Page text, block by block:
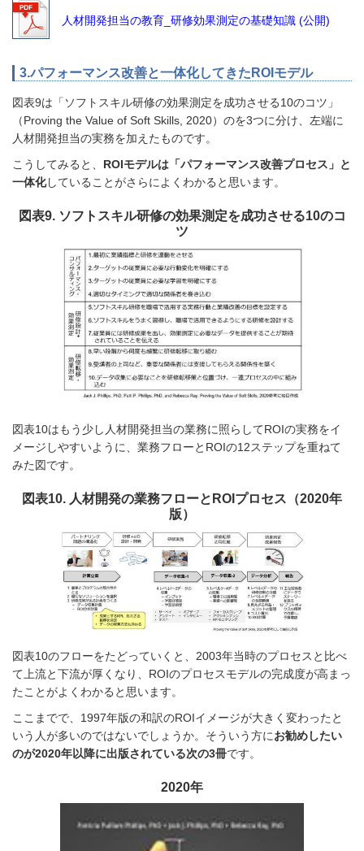
人材開発担当の教育_研修効果測定の基礎知識 (公開)
3.パフォーマンス改善と一体化してきたROIモデル
図表9は「ソフトスキル研修の効果測定を成功させる10のコツ」
（Proving the Value of Soft Skills, 2020）のを3つに分け、左端に
人材開発担当の実務を加えたものです。
こうしてみると、 ROIモデルは「パフォーマンス改善プロセス」と
一体化していることがさらによくわかると思います。
図表9. ソフトスキル研修の効果測定を成功させる10のコ
ツ
図表10はもう少し人材開発担当の業務に照らしてROIの実務をイ
メージしやすいように、業務フローとROIの12ステップを重ねて
みた図です。
図表10. 人材開発の業務フローとROIプロセス（2020年
版）
図表10のフローをたどっていくと、2003年当時のプロセスと比べ
て上流と下流が厚くなり、ROIのプロセスモデルの完成度が高まっ
たことがよくわかると思います。
ここまでで、1997年版の和訳のROIイメージが大きく変わったと
いう人が多いのではないでしょうか。そういう方にお勧めしたい
のが2020年以降に出版されている次の3冊です。
2020年